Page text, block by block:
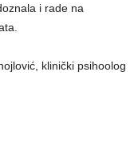
i rade na
klinički psihoolog